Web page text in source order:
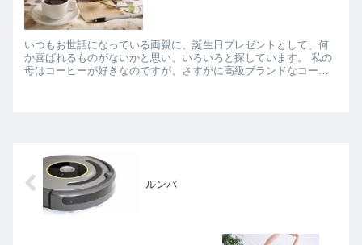
いつもお世話になっている両親に、誕生日プレゼントとして、何
か喜ばれるものがないかと思い、いろいろと探しています。 私の
母はコーヒーが好きなのですが、さすがに高級ブランドなコーヒ
ルンバ